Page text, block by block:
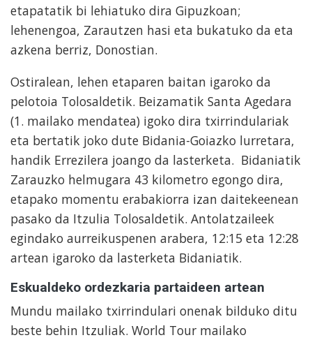
etapatatik bi lehiatuko dira Gipuzkoan;
lehenengoa, Zarautzen hasi eta bukatuko da eta
azkena berriz, Donostian.
Ostiralean, lehen etaparen baitan igaroko da
pelotoia Tolosaldetik. Beizamatik Santa Agedara
(1. mailako mendatea) igoko dira txirrindulariak
eta bertatik joko dute Bidania-Goiazko lurretara,
handik Errezilera joango da lasterketa. Bidaniatik
Zarauzko helmugara 43 kilometro egongo dira,
etapako momentu erabakiorra izan daitekeenean
pasako da Itzulia Tolosaldetik. Antolatzaileek
egindako aurreikuspenen arabera, 12:15 eta 12:28
artean igaroko da lasterketa Bidaniatik.
Eskualdeko ordezkaria partaideen artean
Mundu mailako txirrindulari onenak bilduko ditu
beste behin Itzuliak. World Tour mailako